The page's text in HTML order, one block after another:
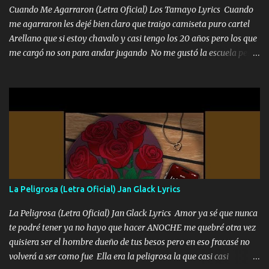
Cuando Me Agarraron (Letra Oficial) Los Tamayo Lyrics Cuando
me agarraron les dejé bien claro que traigo camiseta puro cartel
Arellano que si estoy chavalo y casi tengo los 20 años pero los que
me cargó no son para andar jugando No me gustó la escuela pero
Yo Soy El De Las Pacas Sobrino Del Brazo Armad0 Con mi Glock
fajado y mi R terciado me van a ver allá por TJ para un licenciado
mando un abrazo andamos al cien Choritas también Música
Ando en la colonia bien acelerado traigo un M2 que nunca me ha
fallado para mi compadre mandó un fuerte abrazo también al
Especial sabe que lo apreciamos En los mejores antros me verán
tomando con mujeres hermosas y botellas destapando siempre
bien cuidado bien atrabancado y a los que me conocen ya saben de
lo que hablo Entre lob...
La Peligrosa (Letra Oficial) Jan Glack Lyrics
La Peligrosa (Letra Oficial) Jan Glack Lyrics Amor ya sé que nunca
te podré tener ya no hayo que hacer ANOCHE me quebré otra vez
quisiera ser el hombre dueño de tus besos pero en eso fracasé no
volverá a ser como fue Ella era la peligrosa la que casi casi